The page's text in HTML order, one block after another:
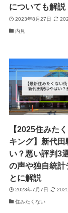
についても解説
2023年8月27日
内見
【2025住みた
キング】新代田
い？悪い評判3
の声や独自統計
とに解説
2023年7月7日
住みたくない